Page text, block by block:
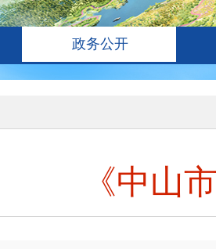
政务公开
《中山